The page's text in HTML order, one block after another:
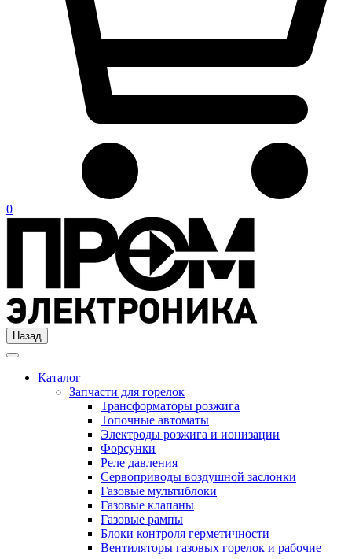
0
Назад
Каталог
Запчасти для горелок
Трансформаторы розжига
Топочные автоматы
Электроды розжига и ионизации
Форсунки
Реле давления
Сервоприводы воздушной заслонки
Газовые мультиблоки
Газовые клапаны
Газовые рампы
Блоки контроля герметичности
Вентиляторы газовых горелок и рабочие